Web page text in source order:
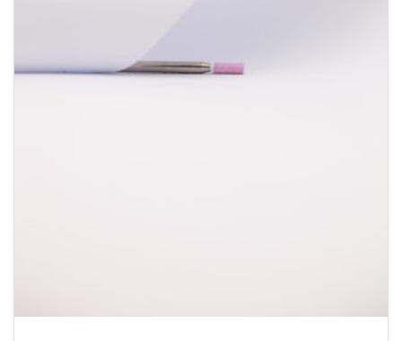
nagelriemen blijft de behandeling comfortabel en